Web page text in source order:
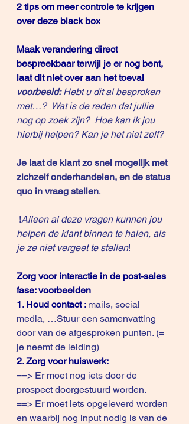
2 tips om meer controle te krijgen
over deze black box
Maak verandering direct
bespreekbaar terwijl je er nog bent,
laat dit niet over aan het toeval
voorbeeld: Hebt u dit al besproken
met…?  Wat is de reden dat jullie
nog op zoek zijn?  Hoe kan ik jou
hierbij helpen? Kan je het niet zelf?
Je laat de klant zo snel mogelijk met
zichzelf onderhandelen, en de status
quo in vraag stellen.
!Alleen al deze vragen kunnen jou
helpen de klant binnen te halen, als
je ze niet vergeet te stellen!
Zorg voor interactie in de post-sales
fase: voorbeelden
1. Houd contact : mails, social
media, …Stuur een samenvatting
door van de afgesproken punten. (=
je neemt de leiding)
2. Zorg voor huiswerk:
==> Er moet nog iets door de
prospect doorgestuurd worden.
==> Er moet iets opgeleverd worden
en waarbij nog input nodig is van de